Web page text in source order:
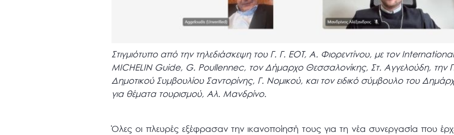
Στιγμιότυπο από την τηλεδιάσκεψη του Γ. Γ. ΕΟΤ, Α. Φιορεντίνου, με τον
MICHELIN Guide, G. Poullennec, τον Δήμαρχο Θεσσαλονίκης, Στ. Αγγελούδη, την
Δημοτικού Συμβουλίου Σαντορίνης, Γ. Νομικού, και τον ειδικό σύμβουλο του
για θέματα τουρισμού, Αλ. Μανδρίνο.
Όλες οι πλευρές εξέφρασαν την ικανοποίησή τους για τη νέα συνεργασία που